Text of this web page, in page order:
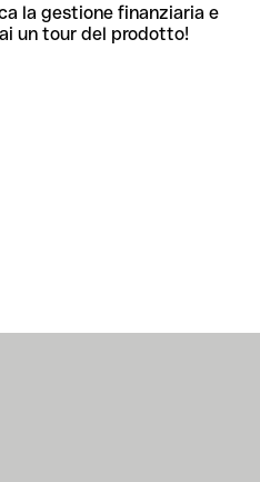
la gestione finanziaria e
un tour del prodotto!